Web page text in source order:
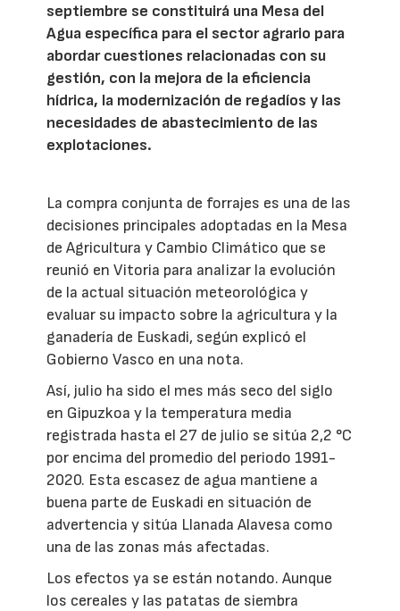
septiembre se constituirá una Mesa del
Agua específica para el sector agrario para
abordar cuestiones relacionadas con su
gestión, con la mejora de la eficiencia
hídrica, la modernización de regadíos y las
necesidades de abastecimiento de las
explotaciones.
La compra conjunta de forrajes es una de las
decisiones principales adoptadas en la Mesa
de Agricultura y Cambio Climático que se
reunió en Vitoria para analizar la evolución
de la actual situación meteorológica y
evaluar su impacto sobre la agricultura y la
ganadería de Euskadi, según explicó el
Gobierno Vasco en una nota.
Así, julio ha sido el mes más seco del siglo
en Gipuzkoa y la temperatura media
registrada hasta el 27 de julio se sitúa 2,2 °C
por encima del promedio del periodo 1991-
2020. Esta escasez de agua mantiene a
buena parte de Euskadi en situación de
advertencia y sitúa Llanada Alavesa como
una de las zonas más afectadas.
Los efectos ya se están notando. Aunque
los cereales y las patatas de siembra